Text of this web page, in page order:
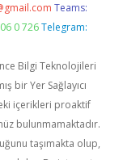
Teams:
0 726 Telegram:
Bilgi Teknolojileri
bir Yer Sağlayıcı
içerikleri proaktif
bulunmamaktadır.
taşımakta olup,